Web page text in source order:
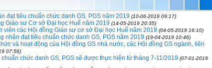
đạt tiêu chuẩn chức danh GS, PGS năm 2019 (10-06-2019 09:17)
Giáo sư Cơ sở Đại học Huế năm 2019 (14-05-2019 20:35)
viên các Hội đồng Giáo sư cơ sở Đại học Huế năm 2019 (04-05-2019 16:10)
nhận đạt tiêu chuẩn chức danh GS, PGS năm 2019 (19-04-2019 10:46)
và hoạt động của Hội đồng GS nhà nước, các Hội đồng GS ngành, liên
07:56)
chức danh GS, PGS sẽ được thực hiện từ tháng 7-11/2019 (07-01-2019